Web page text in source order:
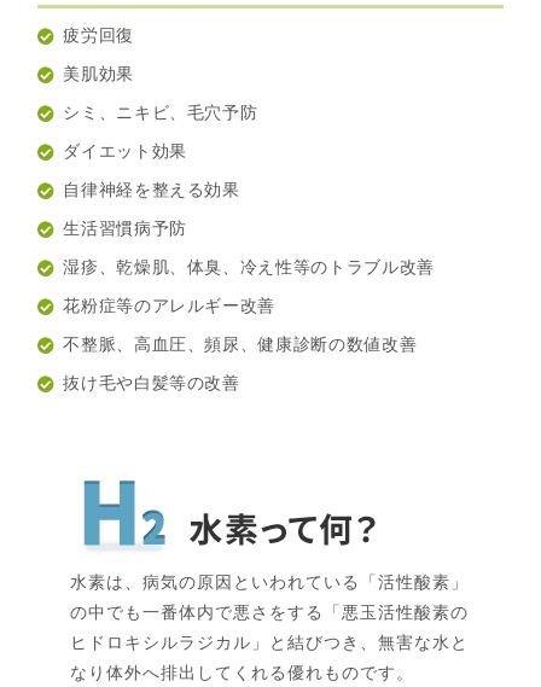
疲労回復
美肌効果
シミ、ニキビ、毛穴予防
ダイエット効果
自律神経を整える効果
生活習慣病予防
湿疹、乾燥肌、体臭、冷え性等のトラブル改善
花粉症等のアレルギー改善
不整脈、高血圧、頻尿、健康診断の数値改善
抜け毛や白髪等の改善
水素は、病気の原因といわれている「活性酸素」
の中でも一番体内で悪さをする「悪玉活性酸素の
ヒドロキシルラジカル」と結びつき、無害な水と
なり体外へ排出してくれる優れものです。